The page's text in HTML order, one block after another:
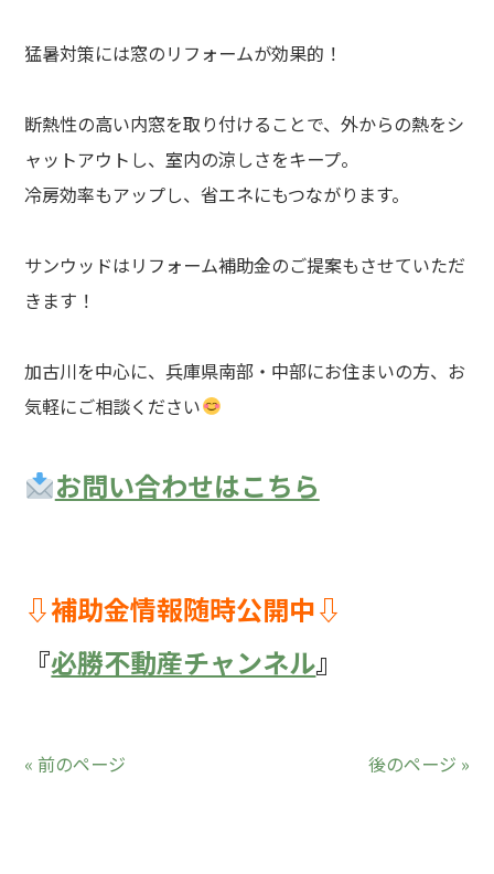
猛暑対策には窓のリフォームが効果的！
断熱性の高い内窓を取り付けることで、外からの熱をシ
ャットアウトし、室内の涼しさをキープ。
冷房効率もアップし、省エネにもつながります。
サンウッドはリフォーム補助金のご提案もさせていただ
きます！
加古川を中心に、兵庫県南部・中部にお住まいの方、お
気軽にご相談ください
お問い合わせはこちら
⇩補助金情報随時公開中⇩
『必勝不動産チャンネル』
« 前のページ 後のページ »